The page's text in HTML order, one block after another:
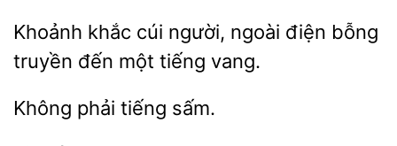
Khoảnh khắc cúi người, ngoài
truyền đến một
vang.
sấm.